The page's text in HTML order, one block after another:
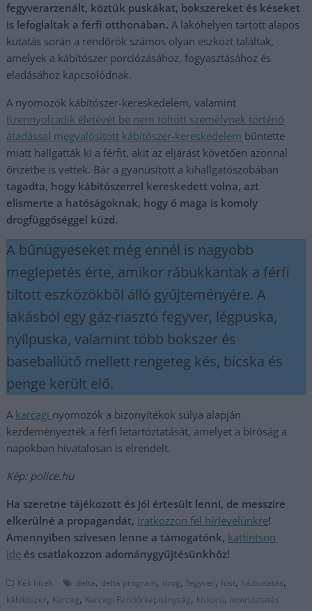
fegyverarzenált, köztük puskákat, bokszereket és késeket
is lefoglaltak a férfi otthonában. A lakóhelyen tartott alapos
kutatás során a rendőrök számos olyan eszközt találtak,
amelyek a kábítószer porciózásához, fogyasztásához és
eladásához kapcsolódnak.
A nyomozók kábítószer-kereskedelem, valamint
tizennyolcadik életévét be nem töltött személynek történő
átadással megvalósított kábítószer-kereskedelem bűntette
miatt hallgatták ki a férfit, akit az eljárást követően azonnal
őrizetbe is vettek. Bár a gyanúsított a kihallgatószobában
tagadta, hogy kábítószerrel kereskedett volna, azt
elismerte a hatóságoknak, hogy ő maga is komoly
drogfüggőséggel küzd.
A bűnügyeseket még ennél is nagyobb
meglepetés érte, amikor rábukkantak a férfi
tiltott eszközökből álló gyűjteményére. A
lakásból egy gáz-riasztó fegyver, légpuska,
nyílpuska, valamint több bokszer és
baseballütő mellett rengeteg kés, bicska és
penge került elő.
A karcagi nyomozók a bizonyítékok súlya alapján
kezdeményezték a férfi letartóztatását, amelyet a bíróság a
napokban hivatalosan is elrendelt.
Kép: police.hu
Ha szeretne tájékozott és jól értesült lenni, de messzire
elkerülné a propagandát, iratkozzon fel hírlevelünkre!
Amennyiben szívesen lenne a támogatónk, kattintson
ide és csatlakozzon adománygyűjtésünkhöz!
Kék hírek delta, delta program, drog, fegyver, füst, házkutatás,
kábítószer, Karcag, Karcagi Rendőrkapitányság, kiskorú, letartóztatás